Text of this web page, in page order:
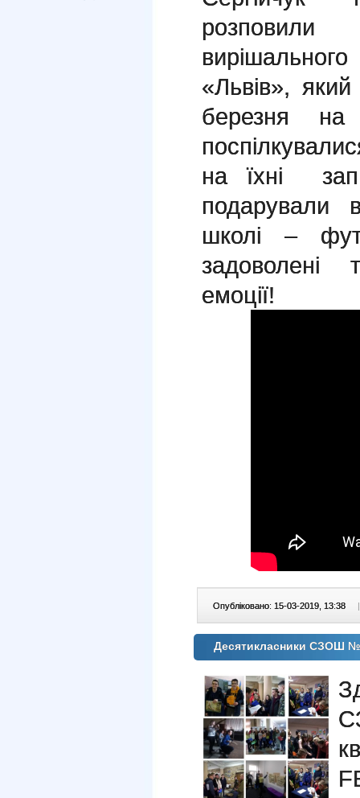
«Львів»,
березня на
на їхні
подарували
школі –
задоволені
емоції!
Опубліковано: 15-03-2019, 13:38 |
Десятикласники СЗОШ